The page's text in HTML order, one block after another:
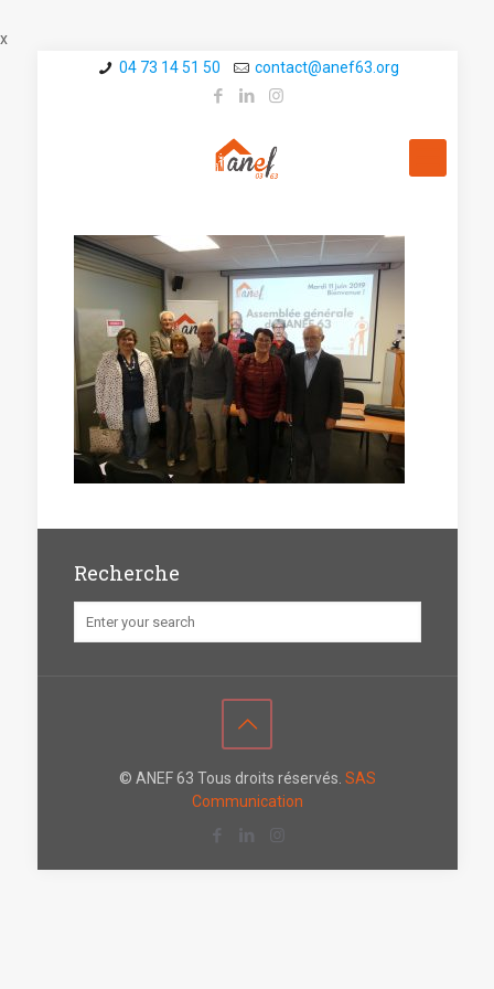
x
04 73 14 51 50
contact@a­nef63.org
Recherche
© ANEF 63 Tous droits réservés. SAS
Communication